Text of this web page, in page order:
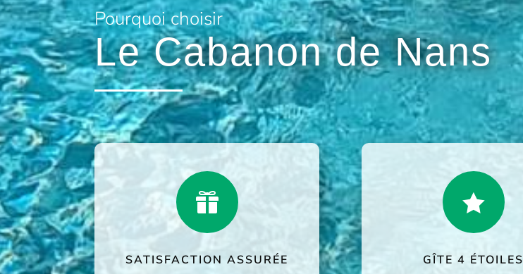
Pourquoi choisir
Le Cabanon de Nans

SATISFACTION ASSURÉE

GÎTE 4 ÉTOILES